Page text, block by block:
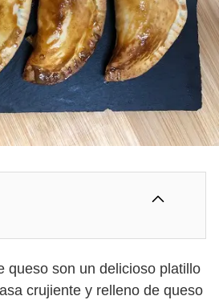
queso son un delicioso platillo
crujiente y relleno de queso